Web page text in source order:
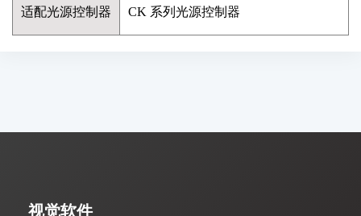
适配光源控制器 CK 系列光源控制器
视觉软件